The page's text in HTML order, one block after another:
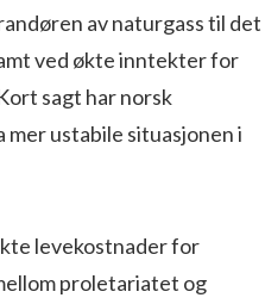
av naturgass til det
ved økte inntekter for
sagt har norsk
ustabile situasjonen i
levekostnader for
proletariatet og